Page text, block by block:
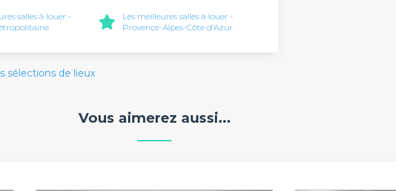
salles à louer -
Les meilleures salles à louer -
Provence-Alpes-Côte d'Azur
sélections de lieux
Vous aimerez aussi...